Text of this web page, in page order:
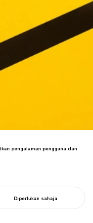
lantai yang memainkan bunyi
sosial, mendorong pengenalan
yang berjaya.
pengalaman pengguna dan
Diperlukan sahaja